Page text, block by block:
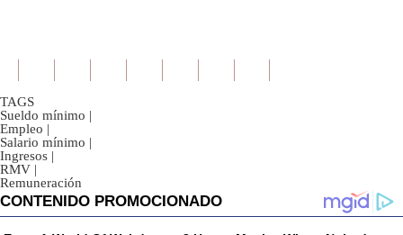
TAGS
Sueldo mínimo |
Empleo |
Salario mínimo |
Ingresos |
RMV |
Remuneración